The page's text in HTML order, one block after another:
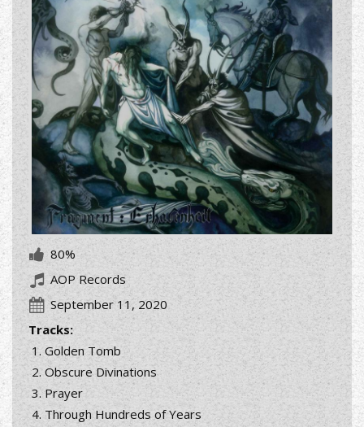
80%
AOP Records
September 11, 2020
Tracks:
Golden Tomb
Obscure Divinations
Prayer
Through Hundreds of Years